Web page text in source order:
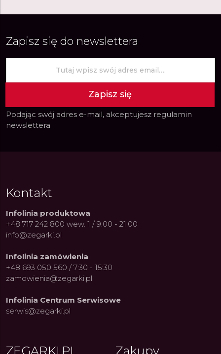
Zapisz się do newslettera
Zapisz się
Podając swój adres e-mail, akceptujesz regulamin
newslettera
Kontakt
Infolinia produktowa
+48 717 242 800 wew. 1 / 9:00 - 21:00
info@zegarki.pl
Infolinia zamówienia
+48 693 050 560 / 7:30 - 15:30
zamowienia@zegarki.pl
Infolinia Centrum Serwisowe
serwis@zegarki.pl
ZEGARKI.PL Zakupy